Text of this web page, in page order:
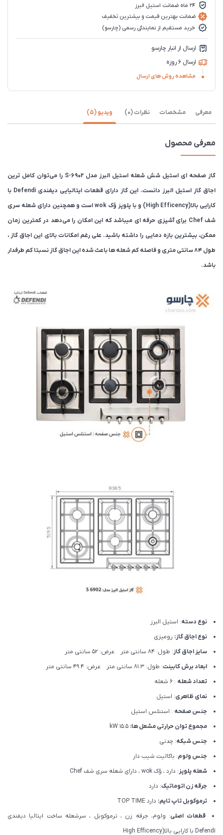
24 ماه ضمانت استیل البرز
ضمانت بهترین قیمت و بیشترین تخفیف
خرید مستقیم از نمایندگی رسمی (چارسو)
ارسال از انبار چارسو
ارسال 6 روزه
مشاهده روش های ارسال
معرفی مشخصات نظرات (0) ویدیو (5)
معرفی محصول
گاز صفحه ای استیل شش شعله استیل البرز مدل S-6902 را می‌توان کامل ترین
اجاق گاز استیل البرز دانست. این گاز دارای قطعات ایتالیایی دیفندی Defendi با
کارایی بالا(High Efficency) و با پلوپز وُک wok است و همچنین دارای شعله سری
شف Chef برای آشپزی حرفه ای میباشد که این امکان را می‌دهد در کمترین زمان
ممکن، بیشترین بازه دمایی را داشته باشید. علی رغم امکانات بالای این اجاق گاز ،
طول ۸۴ سانتی متری و فاصله کم شعله ها باعث شده این اجاق گاز نسبتا کم طرفدار
باشد.
نوع دسته: استیل البرز
نوع اجاق گاز: رومیزی
سایز اجاق گاز: طول: 84 سانتی متر عرض: 52 سانتی متر
ابعاد برش کابینت: طول: 81.3 سانتی متر عرض: 49.4 سانتی متر
تعداد شعله : 6 شعله
نمای ظاهری: استیل
جنس صفحه : استنلس استیل
مجموع توان حرارتی مشعل ها:
جنس شبکه: چدنی
جنس ولوم: باکالیت شیب دار
شعله پلوپز: دارد ، وُک wok ، دارای شعله سری شف Chef
جرقه زن اتوماتیک: دارد
ترموکوبل تاپ تایم: دارد TOP TIME
قطعات اصلی: ولوم، جرقه زن ، ترموکوبل ، سرشعله ساخت ایتالیا دیفندی
Defendi با کارایی بالا(High Efficency